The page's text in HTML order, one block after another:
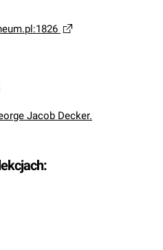
Jacob Decker.